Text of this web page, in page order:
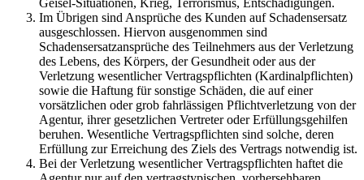
Im Übrigen sind Ansprüche des Kunden auf Schadensersatz
ausgeschlossen. Hiervon ausgenommen sind
Schadensersatzansprüche des Teilnehmers aus der Verletzung
des Lebens, des Körpers, der Gesundheit oder aus der
Verletzung wesentlicher Vertragspflichten (Kardinalpflichten)
sowie die Haftung für sonstige Schäden, die auf einer
vorsätzlichen oder grob fahrlässigen Pflichtverletzung von der
Agentur, ihrer gesetzlichen Vertreter oder Erfüllungsgehilfen
beruhen. Wesentliche Vertragspflichten sind solche, deren
Erfüllung zur Erreichung des Ziels des Vertrags notwendig ist.
Bei der Verletzung wesentlicher Vertragspflichten haftet die